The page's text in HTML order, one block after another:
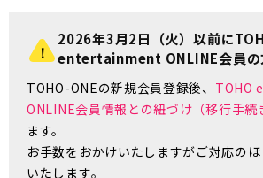
2026年3月2日（火）以前に
entertainment ONLINE会員の
TOHO-ONEの新規会員登録後、 TOHO
ONLINE会員情報との紐づけ（移行手続
ます。
お手数をおかけいたしますがご対応の
いたします。